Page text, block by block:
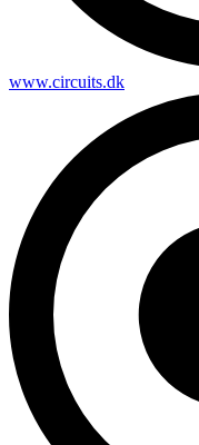
www.circuits.dk